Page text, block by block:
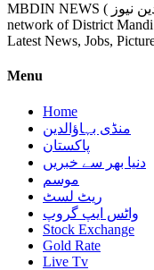
MBDIN NEWS ( منڈی بہاؤالدین نیوز ) is the largest media
network of District
Latest News, Jobs,
Menu
Home
منڈی بہاؤالدین
پاکستان
دنیا بھر سے خبریں
موسم
ریٹ لسٹ
واٹس ایپ گروپ
Stock Exchange
Gold Rate
Live Tv